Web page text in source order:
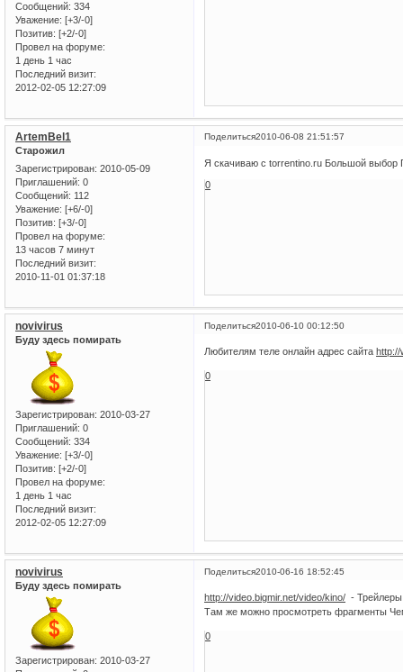
Сообщений: 334
Уважение: [+3/-0]
Позитив: [+2/-0]
Провел на форуме:
1 день 1 час
Последний визит:
2012-02-05 12:27:09
Поделиться2010-06-08 21:51:57
ArtemBel1
Старожил
Зарегистрирован: 2010-05-09
Приглашений: 0
Сообщений: 112
Уважение: [+6/-0]
Позитив: [+3/-0]
Провел на форуме:
13 часов 7 минут
Последний визит:
2010-11-01 01:37:18
Я скачиваю c torrentino.ru Большой выбор
0
Поделиться2010-06-10 00:12:50
novivirus
Буду здесь помирать
Зарегистрирован: 2010-03-27
Приглашений: 0
Сообщений: 334
Уважение: [+3/-0]
Позитив: [+2/-0]
Провел на форуме:
1 день 1 час
Последний визит:
2012-02-05 12:27:09
Любителям теле онлайн адрес сайтаhttp://
0
Поделиться2010-06-16 18:52:45
novivirus
Буду здесь помирать
Зарегистрирован: 2010-03-27
http://video.bigmir.net/video/kino/ - Трейлеры
Там же можно просмотреть фрагменты
0